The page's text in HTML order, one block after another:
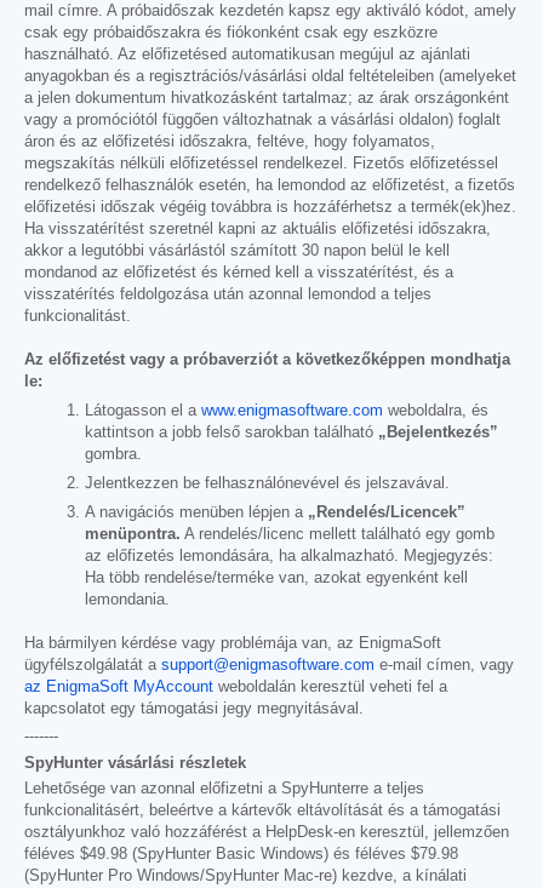
mail címre. A próbaidőszak kezdetén kapsz egy aktiváló kódot, amely
csak egy próbaidőszakra és fiókonként csak egy eszközre
használható. Az előfizetésed automatikusan megújul az ajánlati
anyagokban és a regisztrációs/vásárlási oldal feltételeiben (amelyeket
a jelen dokumentum hivatkozásként tartalmaz; az árak országonként
vagy a promóciótól függően változhatnak a vásárlási oldalon) foglalt
áron és az előfizetési időszakra, feltéve, hogy folyamatos,
megszakítás nélküli előfizetéssel rendelkezel. Fizetős előfizetéssel
rendelkező felhasználók esetén, ha lemondod az előfizetést, a fizetős
előfizetési időszak végéig továbbra is hozzáférhetsz a termék(ek)hez.
Ha visszatérítést szeretnél kapni az aktuális előfizetési időszakra,
akkor a legutóbbi vásárlástól számított 30 napon belül le kell
mondanod az előfizetést és kérned kell a visszatérítést, és a
visszatérítés feldolgozása után azonnal lemondod a teljes
funkcionalitást.
Az előfizetést vagy a próbaverziót a következőképpen mondhatja
le:
Látogasson el a www.enigmasoftware.com weboldalra, és
kattintson a jobb felső sarokban található „Bejelentkezés”
gombra.
Jelentkezzen be felhasználónevével és jelszavával.
A navigációs menüben lépjen a „Rendelés/Licencek”
menüpontra. A rendelés/licenc mellett található egy gomb
az előfizetés lemondására, ha alkalmazható. Megjegyzés:
Ha több rendelése/terméke van, azokat egyenként kell
lemondania.
Ha bármilyen kérdése vagy problémája van, az EnigmaSoft
ügyfélszolgálatát a support@enigmasoftware.com e-mail címen, vagy
az EnigmaSoft MyAccount weboldalán keresztül veheti fel a
kapcsolatot egy támogatási jegy megnyitásával.
-------
SpyHunter vásárlási részletek
Lehetősége van azonnal előfizetni a SpyHunterre a teljes
funkcionalitásért, beleértve a kártevők eltávolítását és a támogatási
osztályunkhoz való hozzáférést a HelpDesk-en keresztül, jellemzően
féléves $49.98 (SpyHunter Basic Windows) és féléves $79.98
(SpyHunter Pro Windows/SpyHunter Mac-re) kezdve, a kínálati